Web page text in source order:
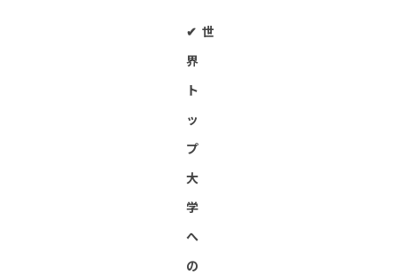
✔︎ 世
界
ト
ッ
プ
大
学
へ
の